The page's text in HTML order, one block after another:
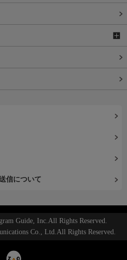
信について
Guide, Inc.All Rights Reserved.
Co., Ltd.All Rights Reserved.